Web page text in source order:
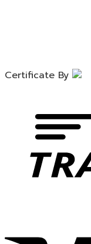
Certificate By